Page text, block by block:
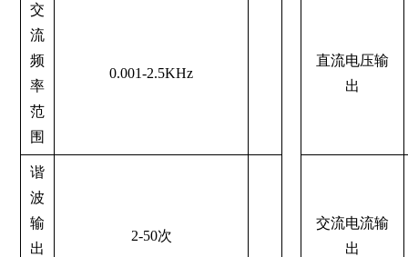
交
流
频
率
范
围
0.001-2.5KHz
直流电压输
出
谐
波
输
出
2-50次
交流电流输
出